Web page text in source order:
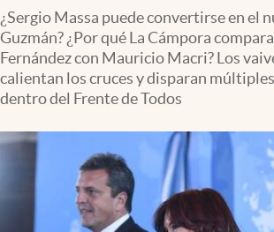
Apertura
Infotechnology
Clase
Clima
Eventos Corporativos
¿Sergio Massa puede convertirse en el
Guzmán? ¿Por qué La Cámpora
Fernández con Mauricio Macri? Los
calientan los cruces y disparan
dentro del Frente de Todos